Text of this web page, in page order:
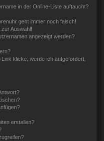
in der Online-Liste auftaucht?
geht immer noch falsch!
Auswahl!
angezeigt werden?
klicke, werde ich aufgefordert,
erstellen?